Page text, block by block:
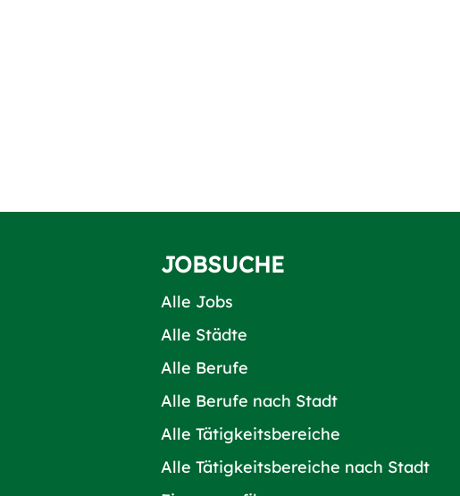
JOBSUCHE
Alle Jobs
Alle Städte
Alle Berufe
Alle Berufe nach Stadt
Alle Tätigkeitsbereiche
Alle Tätigkeitsbereiche nach Stadt